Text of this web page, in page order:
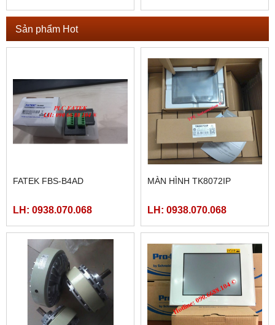
Sản phẩm Hot
FATEK FBS-B4AD
LH: 0938.070.068
MÀN HÌNH TK8072IP
LH: 0938.070.068